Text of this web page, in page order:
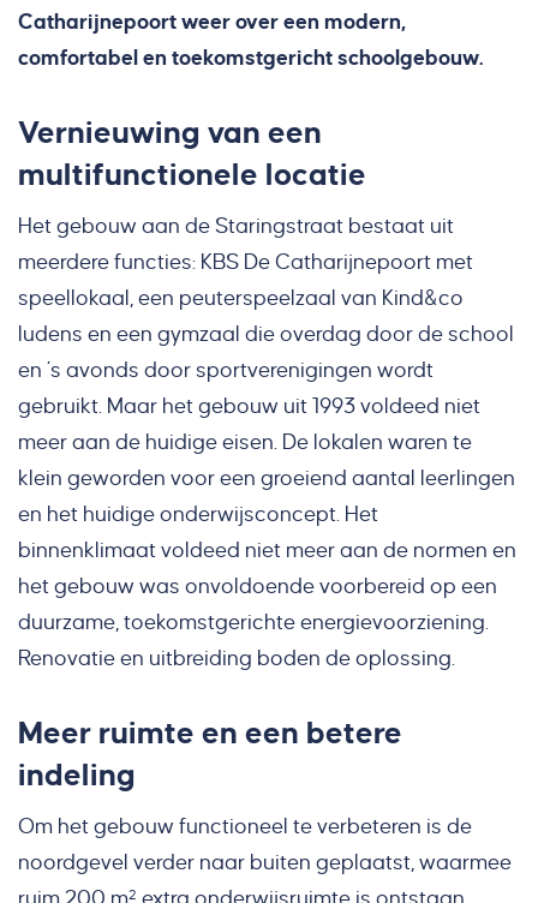
Catharijnepoort weer over een modern,
comfortabel en toekomstgericht schoolgebouw.
Vernieuwing van een
multifunctionele locatie
Het gebouw aan de Staringstraat bestaat uit
meerdere functies: KBS De Catharijnepoort met
speellokaal, een peuterspeelzaal van Kind&co
ludens en een gymzaal die overdag door de school
en ’s avonds door sportverenigingen wordt
gebruikt. Maar het gebouw uit 1993 voldeed niet
meer aan de huidige eisen. De lokalen waren te
klein geworden voor een groeiend aantal leerlingen
en het huidige onderwijsconcept. Het
binnenklimaat voldeed niet meer aan de normen en
het gebouw was onvoldoende voorbereid op een
duurzame, toekomstgerichte energievoorziening.
Renovatie en uitbreiding boden de oplossing.
Meer ruimte en een betere
indeling
Om het gebouw functioneel te verbeteren is de
noordgevel verder naar buiten geplaatst, waarmee